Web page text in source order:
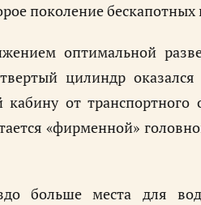
поколение
оптимальной
цилиндр
от транспортного
«фирменной»
больше места для